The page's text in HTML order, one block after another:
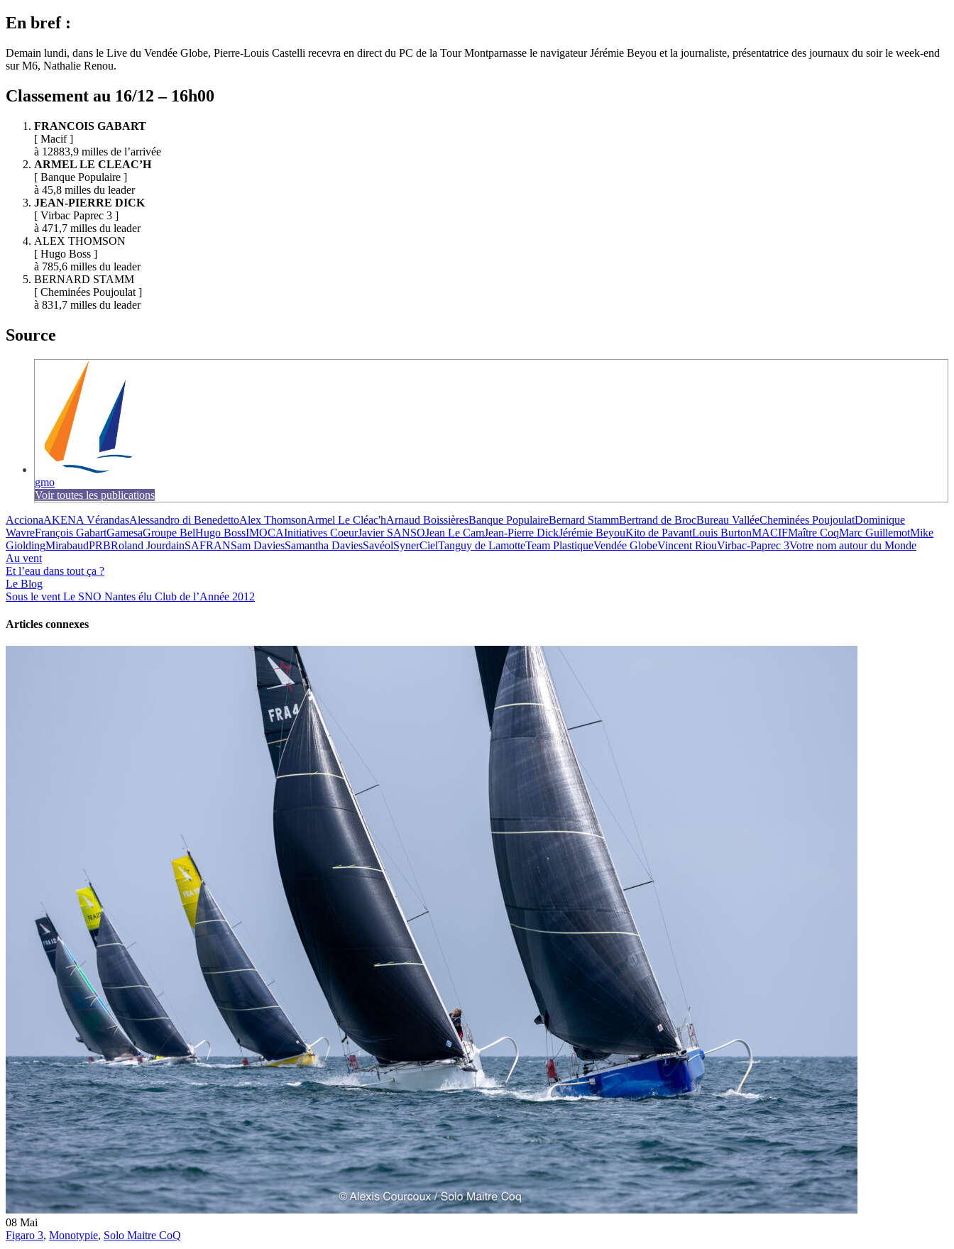
13Fév
0
Jan
Classe Ultim 32/23
Trophée Jules Verne
Gitana 17 devient Actual Ultim 4
Source
Gitana Team
22 janvier 2025
0
En bref :
Demain lundi, dans le Live du Vendée Globe, Pierre-Louis Castelli recevra en direct du PC de la Tour Montparnasse le navigateur Jérémie Beyou et la journaliste, présentatrice des journaux du soir le week-end
sur M6, Nathalie Renou.
Classement au 16/12 – 16h00
FRANCOIS GABART
[ Macif ]
à 12883,9 milles de l’arrivée
ARMEL LE CLEAC’H
[ Banque Populaire ]
à 45,8 milles du leader
JEAN-PIERRE DICK
[ Virbac Paprec 3 ]
à 471,7 milles du leader
ALEX THOMSON
[ Hugo Boss ]
à 785,6 milles du leader
BERNARD STAMM
[ Cheminées Poujoulat ]
à 831,7 milles du leader
Source
gmo
Voir toutes les publications
AccionaAKENA VérandasAlessandro di BenedettoAlex ThomsonArmel Le Cléac'hArnaud BoissièresBanque PopulaireBernard StammBertrand de BrocBureau ValléeCheminées PoujoulatDominique
WavreFrançois GabartGamesaGroupe BelHugo BossIMOCAInitiatives CoeurJavier SANSOJean Le CamJean-Pierre DickJérémie BeyouKito de PavantLouis BurtonMACIFMaître CoqMarc GuillemotMike
GioldingMirabaudPRBRoland JourdainSAFRANSam DaviesSamantha DaviesSavéolSynerCielTanguy de LamotteTeam PlastiqueVendée GlobeVincent RiouVirbac-Paprec 3Votre nom autour du Monde
Au vent
Et l’eau dans tout ça ?
Le Blog
Sous le vent Le SNO Nantes élu Club de l’Année 2012
Articles connexes
08 Mai
Figaro 3, Monotypie, Solo Maitre CoQ